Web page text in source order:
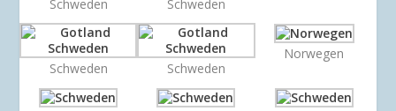
Schweden Schweden
Schweden Schweden
Norwegen